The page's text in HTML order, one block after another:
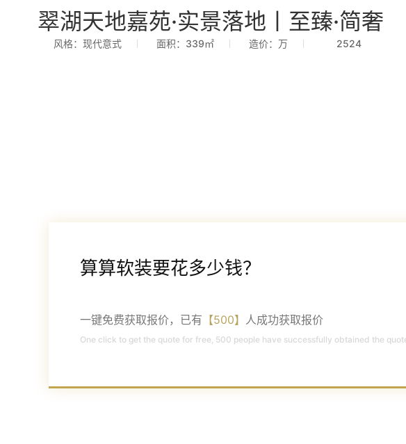
翠湖天地嘉苑·实景落地丨至臻·简奢
风格：现代意式 面积：339㎡ 造价：万 2524
算算软装要花多少钱？
一键免费获取报价，已有 【500】 人成功获取报价
One click to get the quote for free, 500 people have successfully obtained the